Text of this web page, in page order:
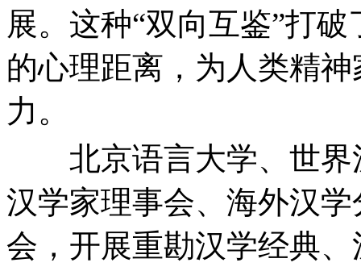
展。这种“双向互鉴”打
的心理距离，为人类精
力。
北京语言大学、世界
汉学家理事会、海外汉
会，开展重勘汉学经典